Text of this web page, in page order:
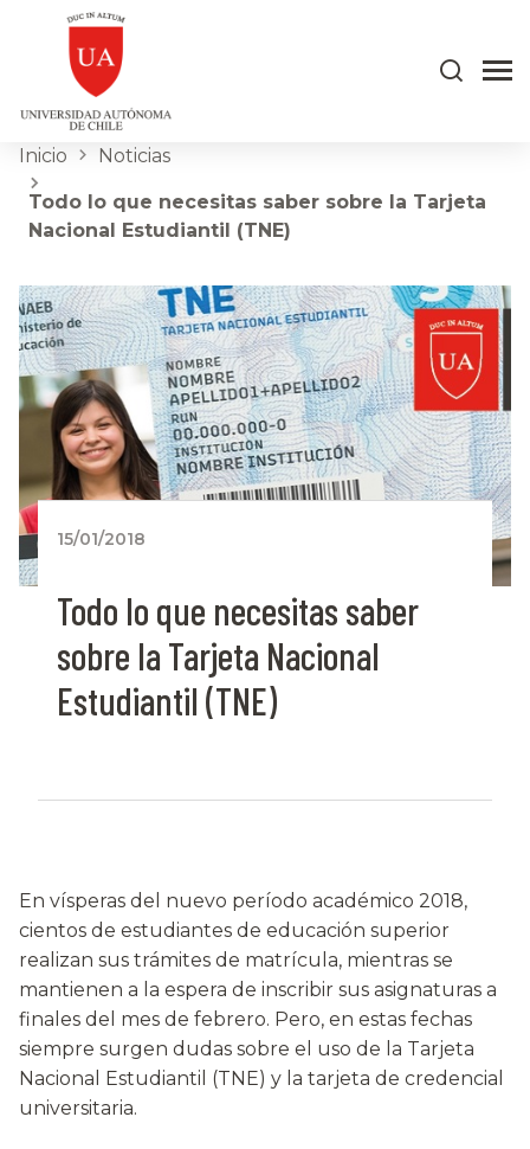
Inicio Noticias
Todo lo que necesitas saber sobre la Tarjeta
Nacional Estudiantil (TNE)
15/01/2018
Todo lo que necesitas saber
sobre la Tarjeta Nacional
Estudiantil (TNE)
En vísperas del nuevo período académico 2018,
cientos de estudiantes de educación superior
realizan sus trámites de matrícula, mientras se
mantienen a la espera de inscribir sus asignaturas a
finales del mes de febrero. Pero, en estas fechas
siempre surgen dudas sobre el uso de la Tarjeta
Nacional Estudiantil (TNE) y la tarjeta de credencial
universitaria.